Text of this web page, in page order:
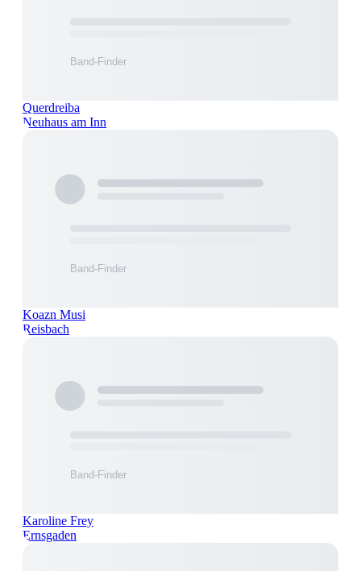
Querdreiba
Neuhaus am Inn
Koazn Musi
Reisbach
Karoline Frey
Ernsgaden